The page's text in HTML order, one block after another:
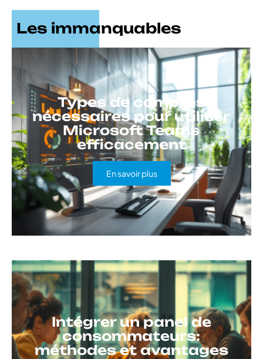
Les immanquables
Types de comptes
nécessaires pour utiliser
Microsoft Teams
efficacement
En savoir plus
Intégrer un panel de
consommateurs:
méthodes et avantages